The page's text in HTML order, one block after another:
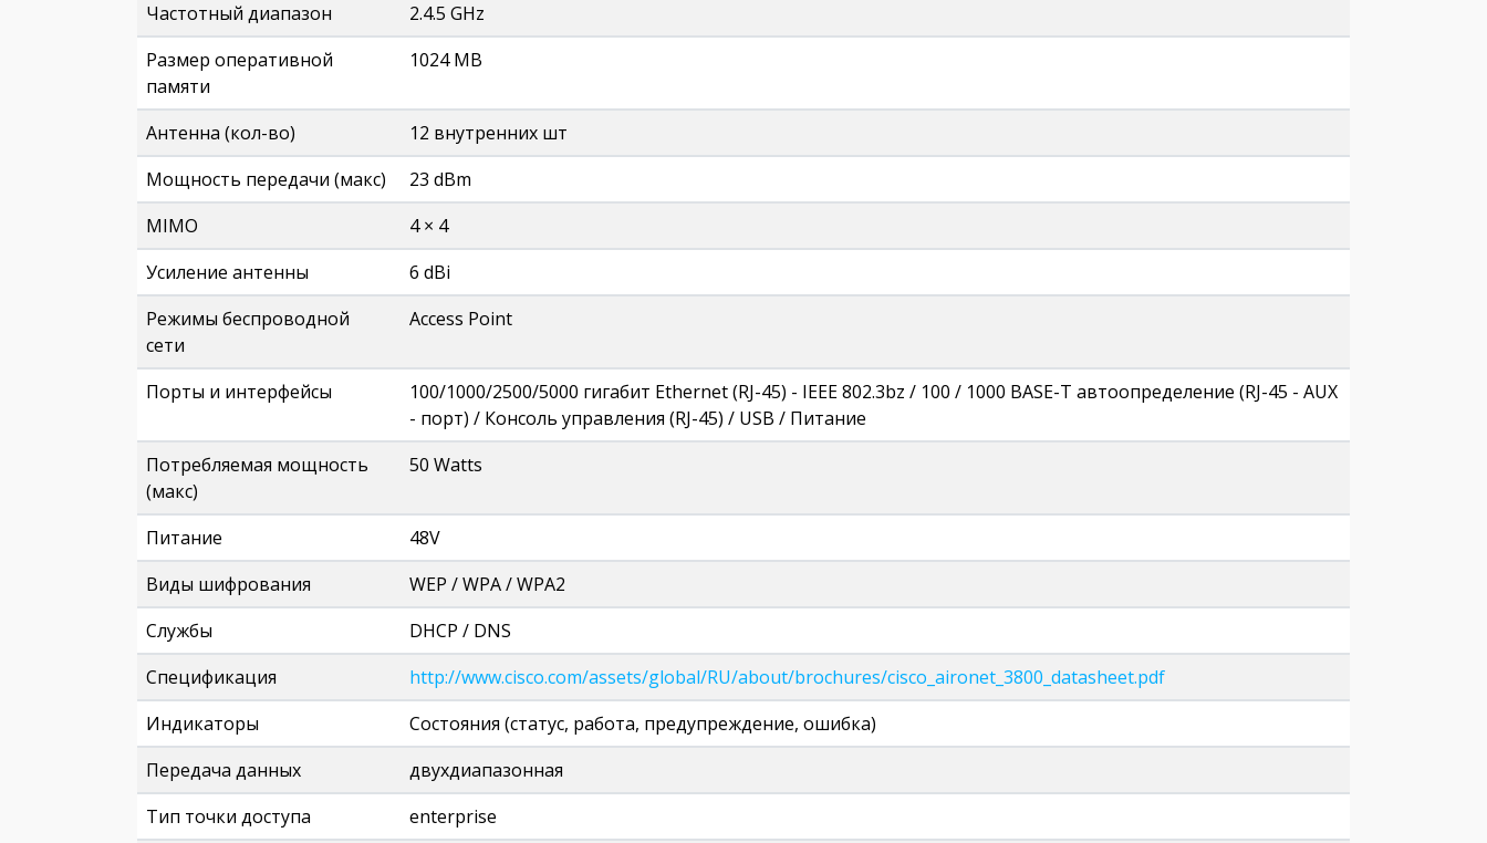
Частотный диапазон
2.4.5 GHz
Размер оперативной
памяти
1024 MB
Антенна (кол-во)
12 внутренних шт
Мощность передачи (макс)
23 dBm
MIMO
4 × 4
Усиление антенны
6 dBi
Режимы беспроводной
сети
Access Point
Порты и интерфейсы
100/1000/2500/5000 гигабит Ethernet (RJ-45) - IEEE 802.3bz / 100 / 1000 BASE-T автоопределение (RJ-45 - AUX
- порт) / Консоль управления (RJ-45) / USB / Питание
Потребляемая мощность
(макс)
50 Watts
Питание
48V
Виды шифрования
WEP / WPA / WPA2
Службы
DHCP / DNS
Спецификация
http://www.cisco.com/assets/global/RU/about/brochures/cisco_aironet_3800_datasheet.pdf
Индикаторы
Состояния (статус, работа, предупреждение, ошибка)
Передача данных
двухдиапазонная
Тип точки доступа
enterprise